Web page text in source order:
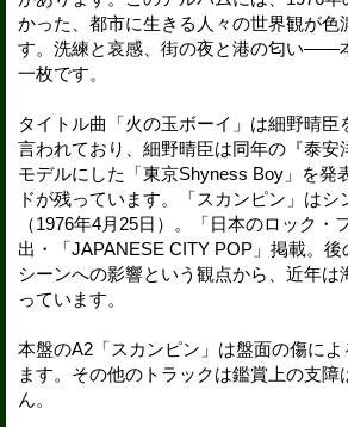
かった、都市に生きる人々の世界観が色
す。洗練と哀感、街の夜と港の匂い——
一枚です。
タイトル曲「火の玉ボーイ」は細野晴臣
言われており、細野晴臣は同年の『泰安
モデルにした「東京Shyness Boy」を発
ドが残っています。「スカンピン」はシ
（1976年4月25日）。「日本のロック・
出・「JAPANESE CITY POP」掲載。後
シーンへの影響という観点から、近年は
っています。
本盤のA2「スカンピン」は盤面の傷に
ます。その他のトラックは鑑賞上の支障
ん。